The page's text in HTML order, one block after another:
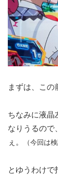
まずは、この
ちなみに液晶
なりうるので
ぇ。
（今回は
とゆうわけで